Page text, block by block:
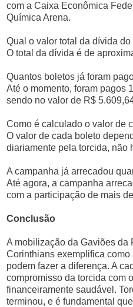
com a Caixa Econômica
Química Arena.
Qual o valor total da dívida
O total da dívida é de
Quantos boletos já foram
Até o momento, foram pagos
sendo no valor de R$
Como é calculado o valor de
O valor de cada boleto
diariamente pela torcida, não
A campanha já arrecadou
Até agora, a campanha
com a participação de mais
Conclusão
A mobilização da Gaviões da
Corinthians exemplifica
podem fazer a diferença. A
compromisso da torcida com
financeiramente saudável.
terminou, e é fundamental